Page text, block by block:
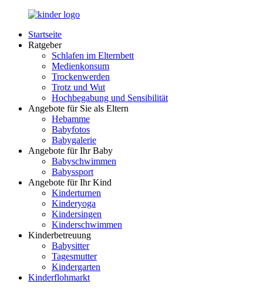
Zurück
Inhalt
LuckyKids.de
Das
Nachwuchs
Startseite
Ratgeber
Schlafen im Elternbett
Medienkonsum
Trockenwerden
Trotz und Wut
Hochbegabung und Sensibilität
Angebote für Sie als Eltern
Hebamme
Babyfotos
Babygalerie
Angebote für Ihr Baby
Babyschwimmen
Babyssport
Angebote für Ihr Kind
Kinderturnen
Kinderyoga
Kindersingen
Kinderschwimmen
Kinderbetreuung
Babysitter
Tagesmutter
Kindergarten
Kinderflohmarkt